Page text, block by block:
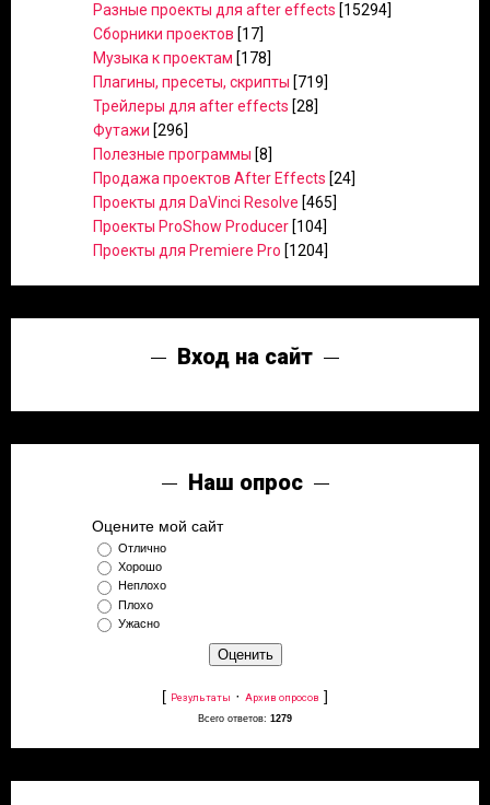
Разные проекты для after effects [15294]
Сборники проектов [17]
Музыка к проектам [178]
Плагины, пресеты, скрипты [719]
Трейлеры для after effects [28]
Футажи [296]
Полезные программы [8]
Продажа проектов After Effects [24]
Проекты для DaVinci Resolve [465]
Проекты ProShow Producer [104]
Проекты для Premiere Pro [1204]
Вход на сайт
Наш опрос
Оцените мой сайт
Отлично
Хорошо
Неплохо
Плохо
Ужасно
[ Результаты · Архив опросов ]
Всего ответов: 1279